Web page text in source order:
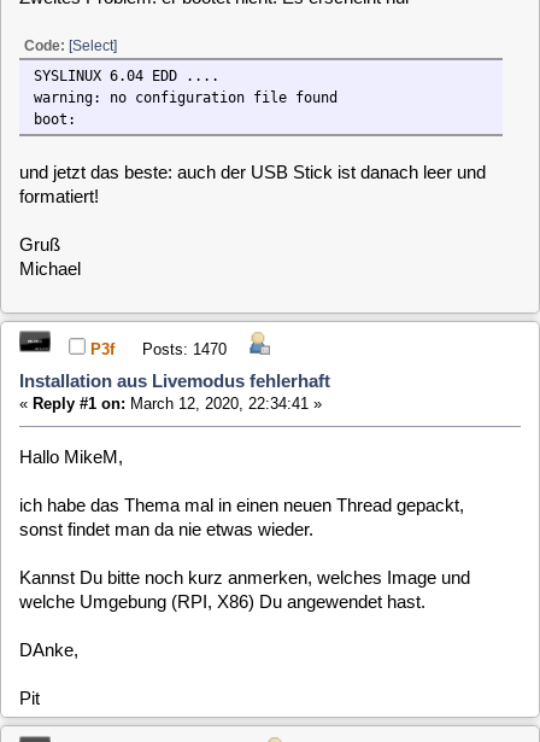
Michael
Reply #1 on: March 12, 2020, 22:34:41 »
Hallo MikeM,
ich habe das Thema mal in einen neuen Thread gepackt,
sonst findet man da nie etwas wieder.
welche Umgebung (RPI, X86) Du angewendet hast.
Pit
mikeM
«Reply #2 on:March 12, 2020, 22:39:23 »
verwendet. Mein neuer Versuch jetzt war Installation ohne
eigene Vorgaben. Also nur die SSD ausgewählt und den VDR
auch mit dem booten danach von der SSD.
Michael